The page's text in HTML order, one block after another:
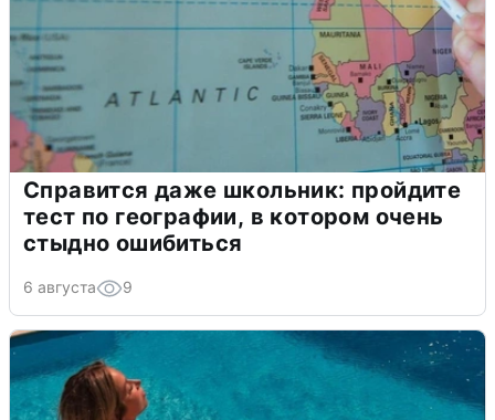
Справится даже школьник: пройдите
тест по географии, в котором очень
стыдно ошибиться
6 августа 9